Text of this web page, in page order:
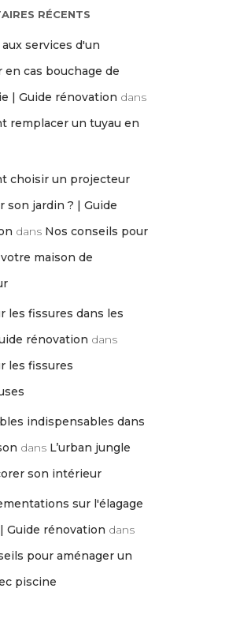
RÉCENTS
services d'un
en cas bouchage de
| Guide rénovation dans
remplacer un tuyau en
choisir un projecteur
son jardin ? | Guide
dans Nos conseils pour
maison de
les fissures dans les
rénovation dans
les fissures
indispensables dans
dans L’urban jungle
son intérieur
sur l'élagage
Guide rénovation dans
pour aménager un
piscine